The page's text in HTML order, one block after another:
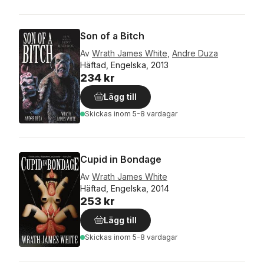
Son of a Bitch
Av Wrath James White Andre Duza
Häftad, Engelska, 2013
234 kr
Lägg till
Skickas inom 5-8 vardagar
Cupid in Bondage
Av Wrath James White
Häftad, Engelska, 2014
253 kr
Lägg till
Skickas inom 5-8 vardagar